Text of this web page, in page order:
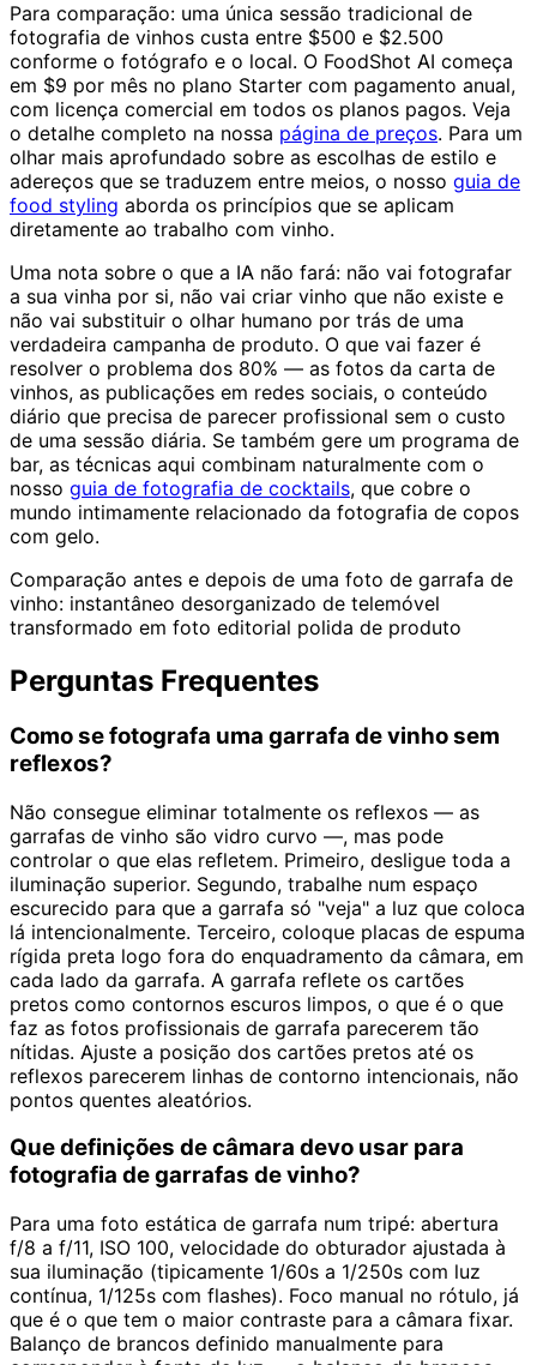
Para comparação: uma única sessão tradicional de
fotografia de vinhos custa entre $500 e $2.500
conforme o fotógrafo e o local. O FoodShot AI começa
em $9 por mês no plano Starter com pagamento anual,
com licença comercial em todos os planos pagos. Veja
o detalhe completo na nossa página de preços. Para um
olhar mais aprofundado sobre as escolhas de estilo e
adereços que se traduzem entre meios, o nosso guia de
food styling aborda os princípios que se aplicam
diretamente ao trabalho com vinho.
Uma nota sobre o que a IA não fará: não vai fotografar
a sua vinha por si, não vai criar vinho que não existe e
não vai substituir o olhar humano por trás de uma
verdadeira campanha de produto. O que vai fazer é
resolver o problema dos 80% — as fotos da carta de
vinhos, as publicações em redes sociais, o conteúdo
diário que precisa de parecer profissional sem o custo
de uma sessão diária. Se também gere um programa de
bar, as técnicas aqui combinam naturalmente com o
nosso guia de fotografia de cocktails, que cobre o
mundo intimamente relacionado da fotografia de copos
com gelo.
Comparação antes e depois de uma foto de garrafa de
vinho: instantâneo desorganizado de telemóvel
transformado em foto editorial polida de produto
Perguntas Frequentes
Como se fotografa uma garrafa de vinho sem
reflexos?
Não consegue eliminar totalmente os reflexos — as
garrafas de vinho são vidro curvo —, mas pode
controlar o que elas refletem. Primeiro, desligue toda a
iluminação superior. Segundo, trabalhe num espaço
escurecido para que a garrafa só "veja" a luz que coloca
lá intencionalmente. Terceiro, coloque placas de espuma
rígida preta logo fora do enquadramento da câmara, em
cada lado da garrafa. A garrafa reflete os cartões
pretos como contornos escuros limpos, o que é o que
faz as fotos profissionais de garrafa parecerem tão
nítidas. Ajuste a posição dos cartões pretos até os
reflexos parecerem linhas de contorno intencionais, não
pontos quentes aleatórios.
Que definições de câmara devo usar para
fotografia de garrafas de vinho?
Para uma foto estática de garrafa num tripé: abertura
f/8 a f/11, ISO 100, velocidade do obturador ajustada à
sua iluminação (tipicamente 1/60s a 1/250s com luz
contínua, 1/125s com flashes). Foco manual no rótulo, já
que é o que tem o maior contraste para a câmara fixar.
Balanço de brancos definido manualmente para